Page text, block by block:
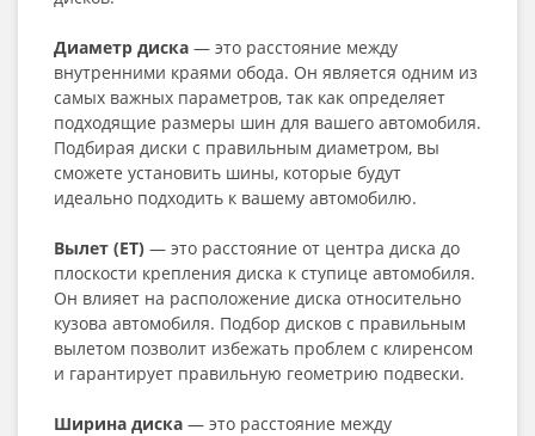
Диаметр диска — это расстояние между
внутренними краями обода. Он является одним из
самых важных параметров, так как определяет
подходящие размеры шин для вашего автомобиля.
Подбирая диски с правильным диаметром, вы
сможете установить шины, которые будут
идеально подходить к вашему автомобилю.
Вылет (ET) — это расстояние от центра диска до
плоскости крепления диска к ступице автомобиля.
Он влияет на расположение диска относительно
кузова автомобиля. Подбор дисков с правильным
вылетом позволит избежать проблем с клиренсом
и гарантирует правильную геометрию подвески.
Ширина диска — это расстояние между